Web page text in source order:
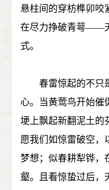
悬柱间的穿枋榫卯咬
在尽力挣破青萼——
式。
春雷惊起的不只是
心。当黄莺鸟开始催
埂上飘起新翻泥土的
愿我们如惊雷破空，
梦想；似春耕犁铧，
壑。且看惊蛰过后，